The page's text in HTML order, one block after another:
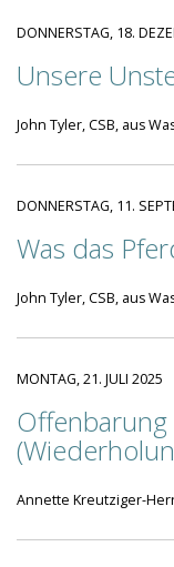
DONNERSTAG, 18.
Unsere
John Tyler, CSB, aus
DONNERSTAG, 11.
Was das
John Tyler, CSB, aus
MONTAG, 21. JULI 2025
Annette Kreutziger-